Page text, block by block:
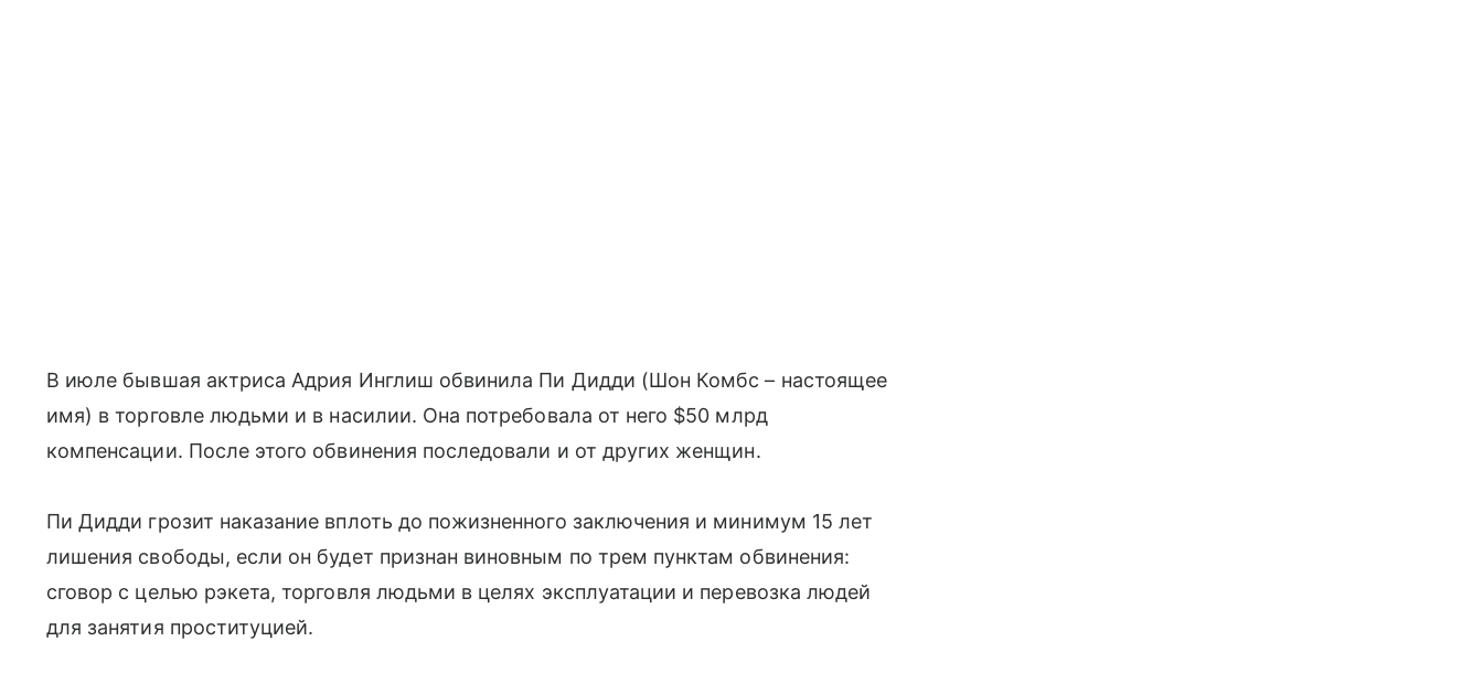
В июле бывшая актриса Адрия Инглиш обвинила Пи Дидди (Шон Комбс – настоящее
имя) в торговле людьми и в насилии. Она потребовала от него $50 млрд
компенсации. После этого обвинения последовали и от других женщин.
Пи Дидди грозит наказание вплоть до пожизненного заключения и минимум 15 лет
лишения свободы, если он будет признан виновным по трем пунктам обвинения:
сговор с целью рэкета, торговля людьми в целях эксплуатации и перевозка людей
для занятия проституцией.